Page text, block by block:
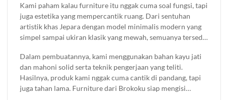
proyek besar? Kami punya berbagai pilihan furniture kayu
yang bisa di sesuaikan dengan gaya dan kebutuhan Anda.
Kami paham kalau furniture itu nggak cuma soal fungsi, tapi
juga estetika yang mempercantik ruang. Dari sentuhan
artistik khas Jepara dengan model minimalis modern yang
simpel sampai ukiran klasik yang mewah, semuanya tersedia
dengan detail dan bahan berkualitas, jadi Anda nggak perlu
khawatir soal ketahanannya.
Dalam pembuatannya, kami menggunakan bahan kayu jati
dan mahoni solid serta teknik pengerjaan yang teliti.
Hasilnya, produk kami nggak cuma cantik di pandang, tapi
juga tahan lama. Furniture dari Brokoku siap mengisi